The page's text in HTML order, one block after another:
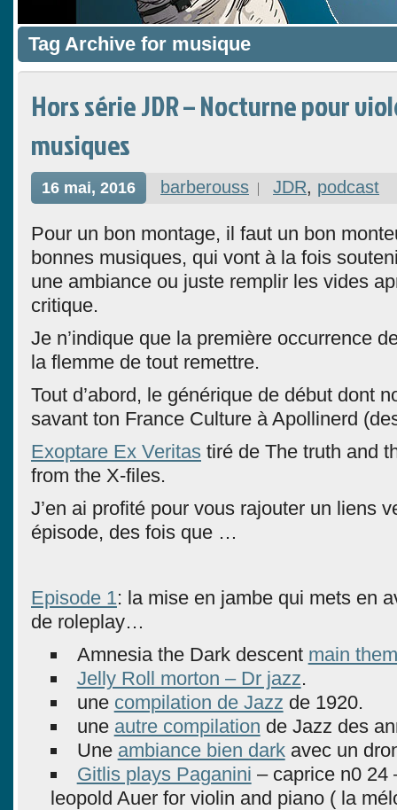
Tag Archive for musique
Hors série JDR – Nocturne pour
musiques
16 mai, 2016 barberouss JDR, podcast
Pour un bon montage, il faut un bon
bonnes musiques, qui vont à la fois
une ambiance ou juste remplir les vides
critique.
Je n’indique que la première occurrence
la flemme de tout remettre.
Tout d’abord, le générique de début dont
savant ton France Culture à Apollinerd
Exoptare Ex Veritas tiré de The truth and
from the X-files.
J’en ai profité pour vous rajouter un liens
épisode, des fois que …
Episode 1: la mise en jambe qui mets en
de roleplay…
Amnesia the Dark descent main
Jelly Roll morton – Dr jazz.
une compilation de Jazz de 1920.
une autre compilation de Jazz des
Une ambiance bien darkavec un
Gitlis plays Paganini – caprice n0 24
leopold Auer for violin and piano ( la